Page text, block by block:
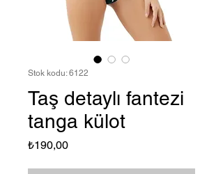
Stok kodu: 6122
Taş detaylı fantezi
tanga külot
₺190,00Fiyat